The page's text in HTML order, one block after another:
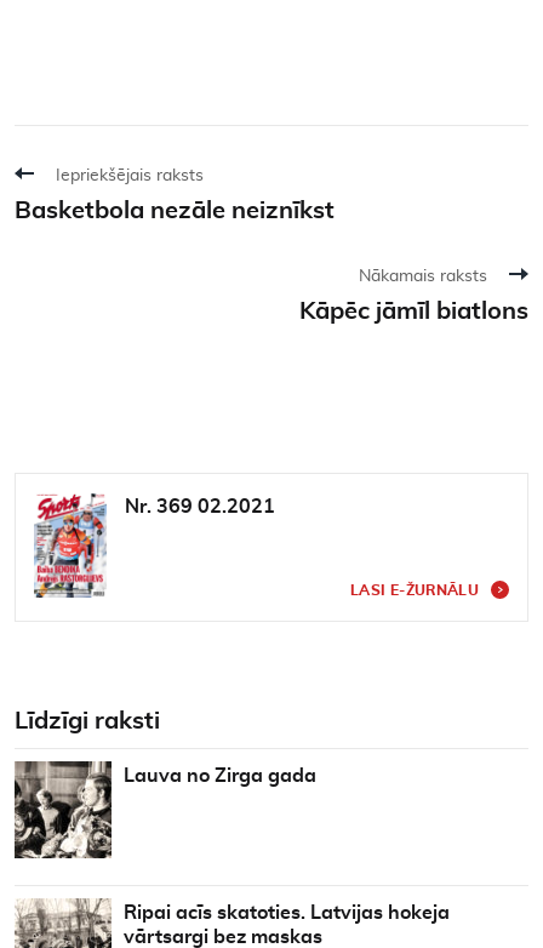
Iepriekšējais raksts
Basketbola nezāle neiznīkst
Nākamais raksts
Kāpēc jāmīl biatlons
Nr. 369 02.2021
LASI E-ŽURNĀLU
Līdzīgi raksti
Lauva no Zirga gada
Ripai acīs skatoties. Latvijas hokeja
vārtsargi bez maskas